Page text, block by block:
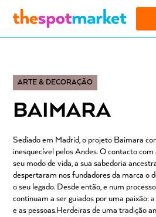
ARTE & DECORAÇÃO
BAIMARA
Sediado em Madrid, o projeto Baimara
inesquecível pelos Andes. O contacto com
seu modo de vida, a sua sabedoria
despertaram nos fundadores da marca o
o seu legado. Desde então, e num
continuam a ser guiados por uma paixão:
e as pessoas.Herdeiras de uma tradição